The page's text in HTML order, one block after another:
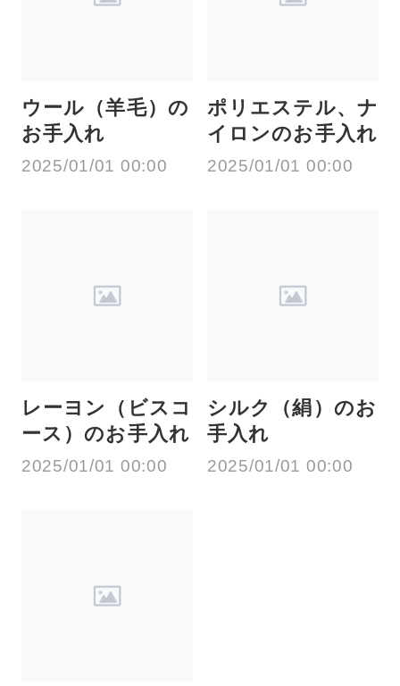
ウール（羊毛）の
お手入れ
2025/01/01 00:00
ポリエステル、ナ
イロンのお手入れ
2025/01/01 00:00
レーヨン（ビスコ
ース）のお手入れ
2025/01/01 00:00
シルク（絹）のお
手入れ
2025/01/01 00:00